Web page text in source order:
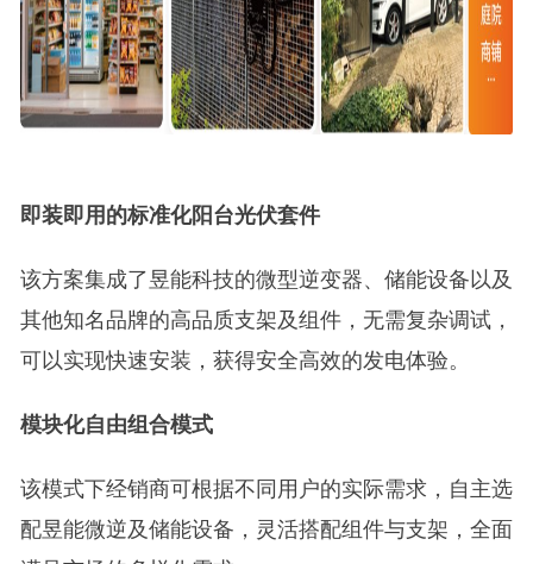
即装即用的标准化阳台光伏套件
该方案集成了昱能科技的微型逆变器、储能设备以及
其他知名品牌的高品质支架及组件，无需复杂调试，
可以实现快速安装，获得安全高效的发电体验。
模块化自由组合模式
该模式下经销商可根据不同用户的实际需求，自主选
配昱能微逆及储能设备，灵活搭配组件与支架，全面